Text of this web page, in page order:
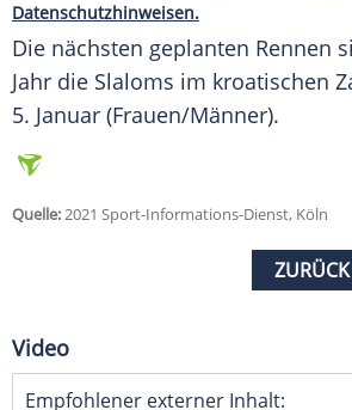
Datenschutzhinweisen.
Die nächsten geplanten Rennen
Jahr die Slaloms im kroatischen
5. Januar (Frauen/Männer).
Quelle:2021 Sport-Informations-Dienst, Köln
Video
Empfohlener externer Inhalt: